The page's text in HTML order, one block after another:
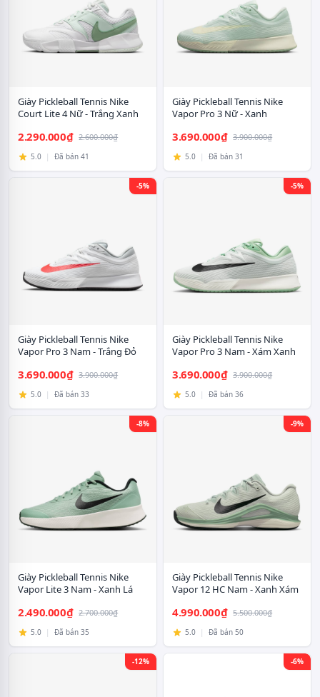
Giày Pickleball Tennis Nike
Court Lite 4 Nữ - Trắng Xanh
2.290.000₫ 2.600.000₫
5.0 | Đã bán 41
Giày Pickleball Tennis Nike
Vapor Pro 3 Nữ - Xanh
3.690.000₫ 3.900.000₫
5.0 | Đã bán 31
-5%
Giày Pickleball Tennis Nike
Vapor Pro 3 Nam - Trắng Đỏ
3.690.000₫ 3.900.000₫
5.0 | Đã bán 33
-5%
Giày Pickleball Tennis Nike
Vapor Pro 3 Nam - Xám Xanh
3.690.000₫ 3.900.000₫
5.0 | Đã bán 36
-8%
Giày Pickleball Tennis Nike
Vapor Lite 3 Nam - Xanh Lá
2.490.000₫ 2.700.000₫
5.0 | Đã bán 35
-9%
Giày Pickleball Tennis Nike
Vapor 12 HC Nam - Xanh Xám
4.990.000₫ 5.500.000₫
5.0 | Đã bán 50
-12% -6%